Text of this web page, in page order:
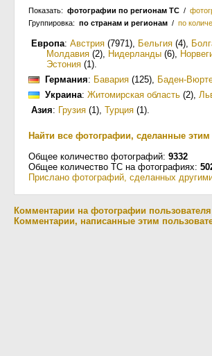
Показать: фотографии по регионам ТС /
Группировка: по странам и регионам / по
Европа: Австрия (7971), Бельгия (4),
Молдавия (2), Нидерланды (6),
Эстония (1).
Германия: Бавария (125), Баден-
Украина: Житомирская область (2),
Азия: Грузия (1), Турция (1).
Найти все фотографии, сделанные этим
Общее количество фотографий: 9332
Общее количество ТС на фотографиях:
Прислано фотографий, сделанных
Комментарии на фотографии пользователя
Комментарии, написанные этим